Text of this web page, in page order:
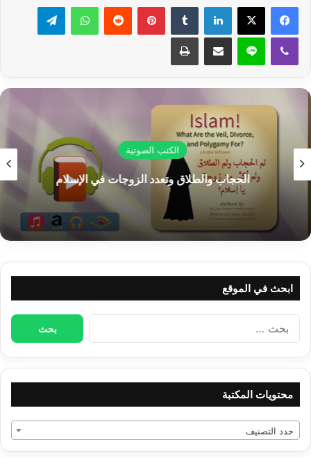
الله أكبر رفقاً بالحيوان
إضافة إلى السلة
الحجامة
$0.00
لينكدإن بينتيريست واتساب تيلقرام
ڤايبر لاين مشاركة عبر البريد طباعة
الكتب الصوتية
الحجاب والطلاق وتعدد الزوجات في الإسلام
ابحث في الموقع
البحث
محتويات المكتبة
حدد التصنيف